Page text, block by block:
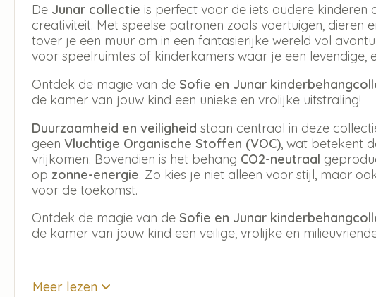
De Junar collectie is perfect voor de iets oudere kinderen
creativiteit. Met speelse patronen zoals voertuigen, dieren
tover je een muur om in een fantasierijke wereld vol
voor speelruimtes of kinderkamers waar je een levendige,
Ontdek de magie van de Sofie en Junar
de kamer van jouw kind een unieke en vrolijke uitstraling!
Duurzaamheid en veiligheid staan centraal in deze
geen Vluchtige Organische Stoffen (VOC) , wat betekent
vrijkomen. Bovendien is het behang CO2-neutraal
op zonne-energie. Zo kies je niet alleen voor stijl, maar
voor de toekomst.
Ontdek de magie van de Sofie en Junar
de kamer van jouw kind een veilige, vrolijke en
Meer lezen